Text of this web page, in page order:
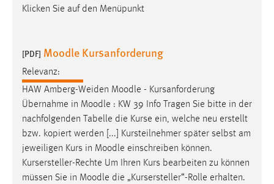
Klicken Sie auf den Menüpunkt
[PDF] Moodle Kursanforderung
Relevanz:
HAW Amberg-Weiden Moodle - Kursanforderung
Übernahme in Moodle : KW 39 Info Tragen Sie bitte in der
nachfolgenden Tabelle die Kurse ein, welche neu erstellt
bzw. kopiert werden [...] Kursteilnehmer später selbst am
jeweiligen Kurs in Moodle einschreiben können.
Kursersteller-Rechte Um Ihren Kurs bearbeiten zu können
müssen Sie in Moodle die „Kursersteller“-Rolle erhalten.
Cookie Laufzeit:
Chat
Name:
MibewSessionID, MIBEW_UserID, mibew_locale, mibew-
chat-frame-style-5e9dbeb1811c0446
Zweck:
Wird benötigt um die Chatfunktion nutzen zu können.
Cookie Laufzeit:
MibewSessionID, mibew-chat-frame-style-